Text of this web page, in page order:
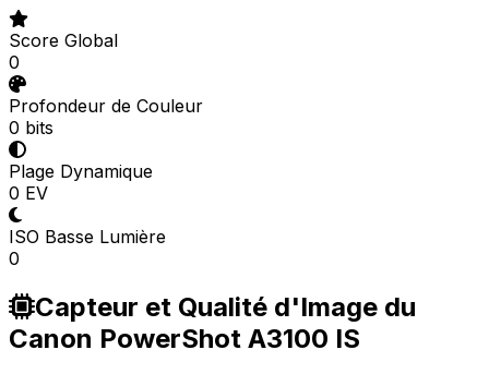
Score Global
0
Profondeur de Couleur
0 bits
Plage Dynamique
0 EV
ISO Basse Lumière
0
Capteur et Qualité d'Image du
Canon PowerShot A3100 IS